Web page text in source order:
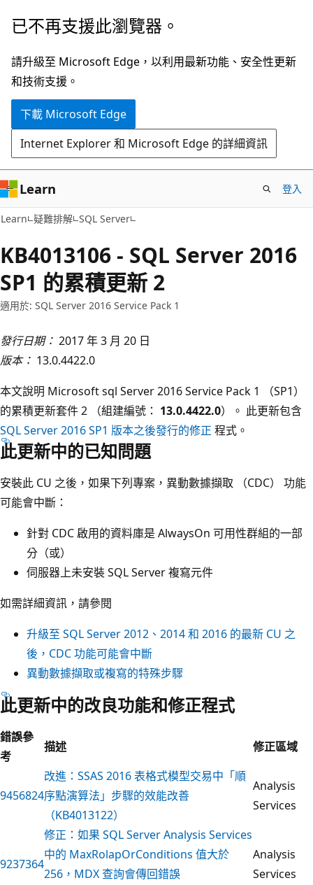
跳
主
要
內
已不再支援此瀏覽器。
請升級至 Microsoft Edge，以利用最新功能、安全性更新
和技術支援。
下載 Microsoft Edge
Internet Explorer 和 Microsoft Edge 的詳細資訊
Learn 登入
Learn 疑難排解 SQL Server
KB4013106 - SQL Server 2016
SP1 的累積更新 2
適用於: SQL Server 2016 Service Pack 1
發行日期： 2017 年 3 月 20 日
版本： 13.0.4422.0
本文說明 Microsoft sql Server 2016 Service Pack 1 （SP1）
的累積更新套件 2 （組建編號： 13.0.4422.0）。 此更新包含
SQL Server 2016 SP1 版本之後發行的修正 程式。
此更新中的已知問題
安裝此 CU 之後，如果下列專案，異動數據擷取 （CDC） 功能
可能會中斷：
針對 CDC 啟用的資料庫是 AlwaysOn 可用性群組的一部
分（或）
伺服器上未安裝 SQL Server 複寫元件
如需詳細資訊，請參閱
升級至 SQL Server 2012、2014 和 2016 的最新 CU 之
後，CDC 功能可能會中斷
異動數據擷取或複寫的特殊步驟
此更新中的改良功能和修正程式
錯誤參
考
描述 修正區域
9456824
改進：SSAS 2016 表格式模型交易中「順
序點演算法」步驟的效能改善
（KB4013122）
Analysis
Services
9237364
修正：如果 SQL Server Analysis Services
中的 MaxRolapOrConditions 值大於
256，MDX 查詢會傳回錯誤
Analysis
Services